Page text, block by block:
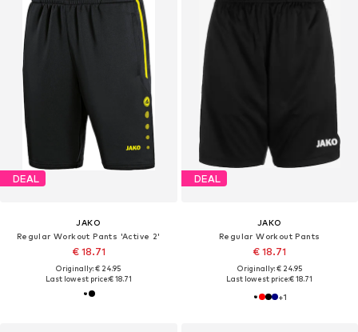
DEAL
JAKO
Regular Workout Pants 'Active 2'
€ 18.71
Originally: € 24.95
Last lowest price:€ 18.71
DEAL
JAKO
Regular Workout Pants
€ 18.71
Originally: € 24.95
Last lowest price:€ 18.71
+1